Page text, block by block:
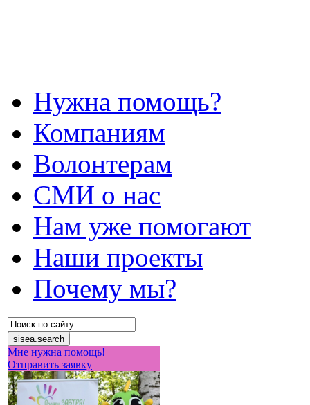
Нужна помощь?
Компаниям
Волонтерам
СМИ о нас
Нам уже помогают
Наши проекты
Почему мы?
Мне нужна помощь!
Отправить заявку